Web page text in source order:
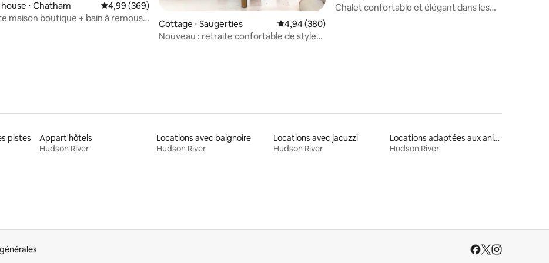
sur la base de 28 commentaires : 5 sur 5
⋅ Chatham Évaluation moyenne sur la base de 369 commentaires : 4,99 sur 5
4,99 (369)
maison boutique + bain à remous
Cottage ⋅ Saugerties Évaluation moyenne sur la base de 380 commentaires : 4,94 sur 5
4,94 (380)
Nouveau : retraite confortable de style
Chalet confortable et élégant dans les
pistes
Appart'hôtels
Hudson River
Locations avec baignoire
Hudson River
Locations avec jacuzzi
Hudson River
Locations adaptées aux animaux
Hudson River